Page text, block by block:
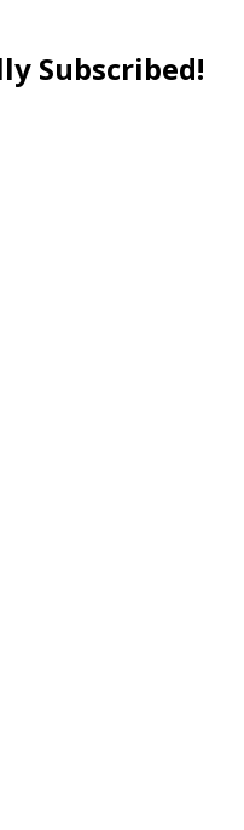
Subscribed!